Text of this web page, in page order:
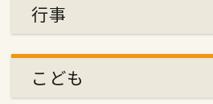
行事
こども